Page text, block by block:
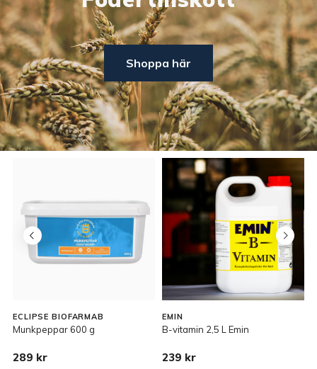
Shoppa här
ECLIPSE BIOFARMAB
Munkpeppar 600 g
289 kr
EMIN
B-vitamin 2,5 L Emin
239 kr